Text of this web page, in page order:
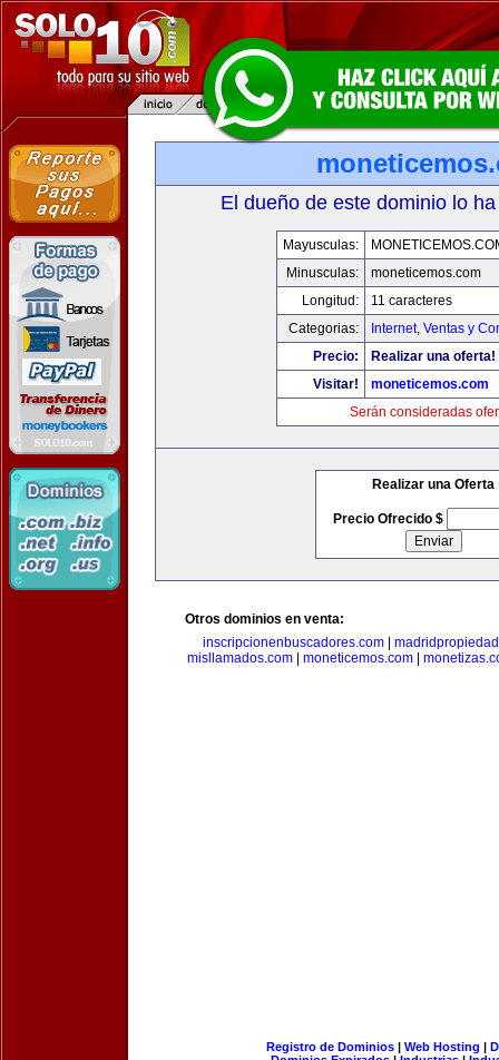
El dueño de este dominio lo
Mayusculas:
Minusculas:
moneticemos.com
Longitud:
11 caracteres
Categorias:
Internet, Ventas y
Precio:
Realizar una oferta!
Visitar!
moneticemos.com
Serán consideradas
Realizar una Oferta
Precio Ofrecido $
Otros dominios en venta:
inscripcionenbuscadores.com|
misllamados.com| moneticemos.com|
Registro de Dominios| Web Hosting |